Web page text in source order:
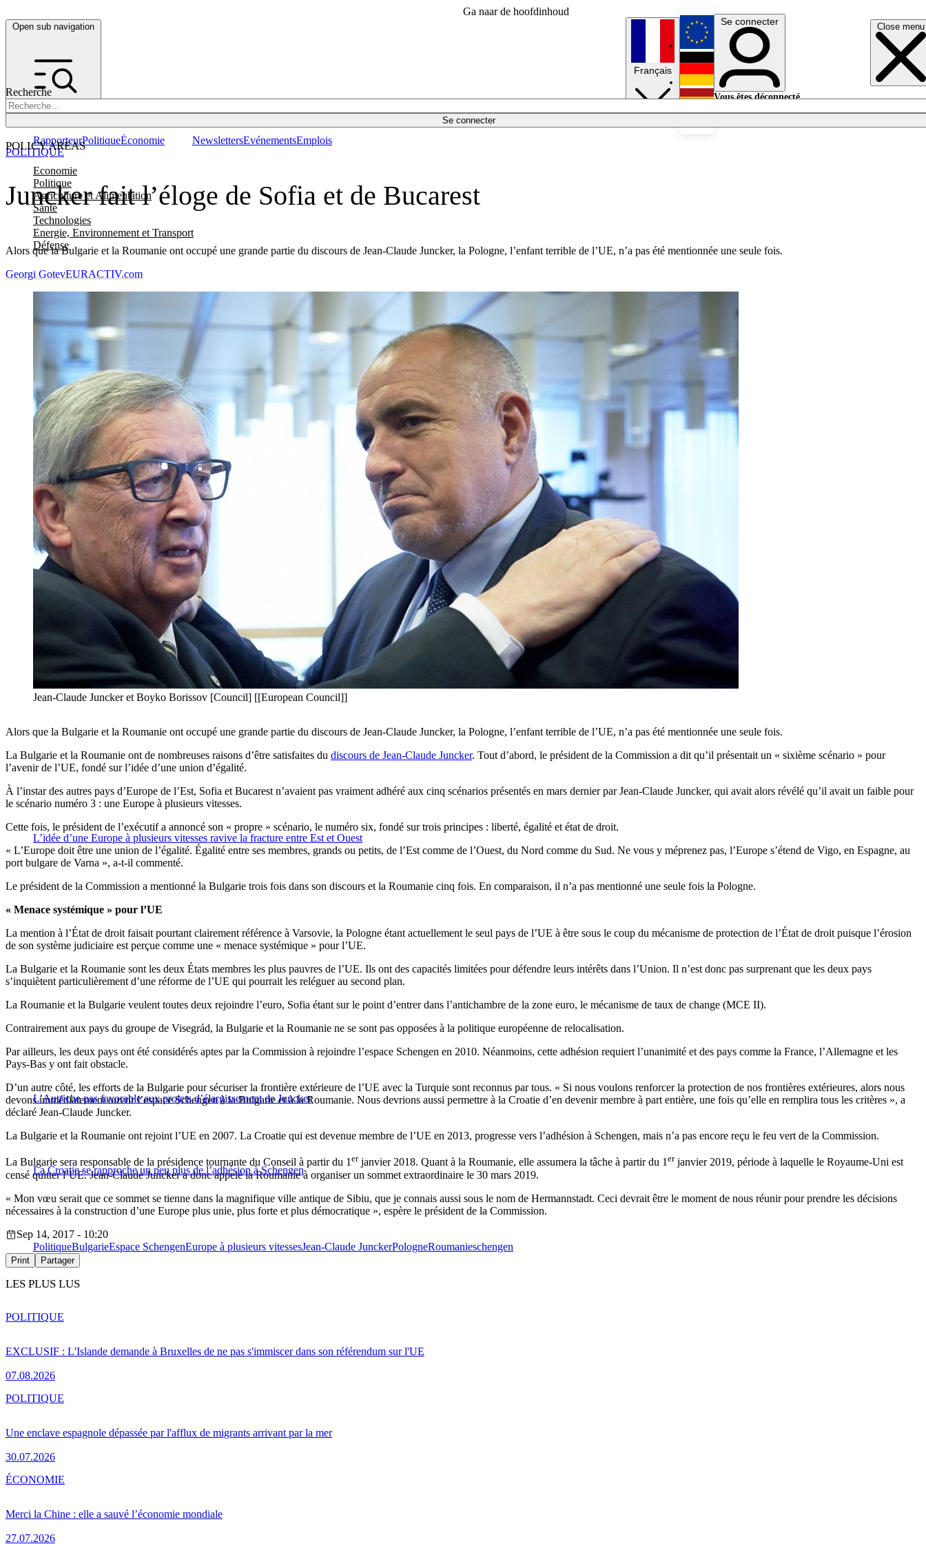
Ga naar de hoofdinhoud
Open sub navigation Close menu
Recherche
Se connecter
POLICY AREAS
Economie
Politique
Agriculture et Alimentation
Santé
Technologies
Energie, Environnement et Transport
Défense
RapporteurPolitiqueÉconomie NewslettersEvénementsEmplois
Français
English
Deutsch
Se connecter
Vous êtes déconnecté.
Juncker fait l’éloge de Sofia et de Bucarest
Alors que la Bulgarie et la Roumanie ont occupé une grande partie du discours de Jean-Claude Juncker, la Pologne, l’enfant terrible de l’UE, n’a pas été mentionnée une seule fois.
POLITIQUE
Georgi GotevEURACTIV.com
Jean-Claude Juncker et Boyko Borissov [Council] [[European Council]]
Alors que la Bulgarie et la Roumanie ont occupé une grande partie du discours de Jean-Claude Juncker, la Pologne, l’enfant terrible de l’UE, n’a pas été mentionnée une seule fois.
La Bulgarie et la Roumanie ont de nombreuses raisons d’être satisfaites du discours de Jean-Claude Juncker. Tout d’abord, le président de la Commission a dit qu’il présentait un « sixième scénario » pour
l’avenir de l’UE, fondé sur l’idée d’une union d’égalité.
À l’instar des autres pays d’Europe de l’Est, Sofia et Bucarest n’avaient pas vraiment adhéré aux cinq scénarios présentés en mars dernier par Jean-Claude Juncker, qui avait alors révélé qu’il avait un faible pour
le scénario numéro 3 : une Europe à plusieurs vitesses.
L’idée d’une Europe à plusieurs vitesses ravive la fracture entre Est et Ouest
Cette fois, le président de l’exécutif a annoncé son « propre » scénario, le numéro six, fondé sur trois principes : liberté, égalité et état de droit.
« L’Europe doit être une union de l’égalité. Égalité entre ses membres, grands ou petits, de l’Est comme de l’Ouest, du Nord comme du Sud. Ne vous y méprenez pas, l’Europe s’étend de Vigo, en Espagne, au
port bulgare de Varna », a-t-il commenté.
Le président de la Commission a mentionné la Bulgarie trois fois dans son discours et la Roumanie cinq fois. En comparaison, il n’a pas mentionné une seule fois la Pologne.
« Menace systémique » pour l’UE
La mention à l’État de droit faisait pourtant clairement référence à Varsovie, la Pologne étant actuellement le seul pays de l’UE à être sous le coup du mécanisme de protection de l’État de droit puisque l’érosion
de son système judiciaire est perçue comme une « menace systémique » pour l’UE.
La Bulgarie et la Roumanie sont les deux États membres les plus pauvres de l’UE. Ils ont des capacités limitées pour défendre leurs intérêts dans l’Union. Il n’est donc pas surprenant que les deux pays
s’inquiètent particulièrement d’une réforme de l’UE qui pourrait les reléguer au second plan.
La Roumanie et la Bulgarie veulent toutes deux rejoindre l’euro, Sofia étant sur le point d’entrer dans l’antichambre de la zone euro, le mécanisme de taux de change (MCE II).
Contrairement aux pays du groupe de Visegrád, la Bulgarie et la Roumanie ne se sont pas opposées à la politique européenne de relocalisation.
Par ailleurs, les deux pays ont été considérés aptes par la Commission à rejoindre l’espace Schengen en 2010. Néanmoins, cette adhésion requiert l’unanimité et des pays comme la France, l’Allemagne et les
Pays-Bas y ont fait obstacle.
L’Autriche pas favorable aux projets d’élargissement de Juncker
D’un autre côté, les efforts de la Bulgarie pour sécuriser la frontière extérieure de l’UE avec la Turquie sont reconnus par tous. « Si nous voulons renforcer la protection de nos frontières extérieures, alors nous
devons immédiatement ouvrir l’espace Schengen à la Bulgarie et à la Roumanie. Nous devrions aussi permettre à la Croatie d’en devenir membre à part entière, une fois qu’elle en remplira tous les critères », a
déclaré Jean-Claude Juncker.
La Bulgarie et la Roumanie ont rejoint l’UE en 2007. La Croatie qui est devenue membre de l’UE en 2013, progresse vers l’adhésion à Schengen, mais n’a pas encore reçu le feu vert de la Commission.
La Croatie se rapproche un peu plus de l’adhésion à Schengen
La Bulgarie sera responsable de la présidence tournante du Conseil à partir du 1erjanvier 2018. Quant à la Roumanie, elle assumera la tâche à partir du 1erjanvier 2019, période à laquelle le Royaume-Uni est
censé quitter l’UE. Jean-Claude Juncker a donc appelé la Roumanie à organiser un sommet extraordinaire le 30 mars 2019.
« Mon vœu serait que ce sommet se tienne dans la magnifique ville antique de Sibiu, que je connais aussi sous le nom de Hermannstadt. Ceci devrait être le moment de nous réunir pour prendre les décisions
nécessaires à la construction d’une Europe plus unie, plus forte et plus démocratique », espère le président de la Commission.
Sep 14, 2017 - 10:20
PolitiqueBulgarieEspace SchengenEurope à plusieurs vitessesJean-Claude JunckerPologneRoumanieschengen
Print Partager
LES PLUS LUS
EXCLUSIF : L'Islande demande à Bruxelles de ne pas s'immiscer dans son référendum sur l'UE
07.08.2026
POLITIQUE
Une enclave espagnole dépassée par l'afflux de migrants arrivant par la mer
30.07.2026
POLITIQUE
Merci la Chine : elle a sauvé l’économie mondiale
27.07.2026
ÉCONOMIE